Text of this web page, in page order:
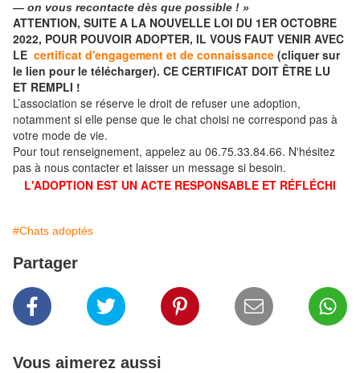
— on vous recontacte dès que possible ! »
ATTENTION, SUITE A LA NOUVELLE LOI DU 1ER OCTOBRE
2022, POUR POUVOIR ADOPTER, IL VOUS FAUT VENIR AVEC
LE certificat d'engagement et de connaissance (cliquer sur
le lien pour le télécharger). CE CERTIFICAT DOIT ÊTRE LU
ET REMPLI !
L’association se réserve le droit de refuser une adoption,
notamment si elle pense que le chat choisi ne correspond pas à
votre mode de vie.
Pour tout renseignement, appelez au 06.75.33.84.66. N'hésitez
pas à nous contacter et laisser un message si besoin.
L'ADOPTION EST UN ACTE RESPONSABLE ET RÉFLÉCHI
#Chats adoptés
Partager
Vous aimerez aussi